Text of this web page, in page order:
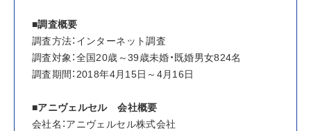
■調査概要
調査方法：インターネット調査
調査対象：全国20歳～39歳未婚・既婚男女824名
調査期間：2018年4月15日～4月16日
■アニヴェルセル　会社概要
会社名：アニヴェルセル株式会社